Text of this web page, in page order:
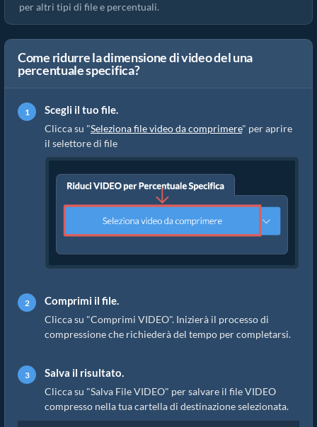
per altri tipi di file e percentuali.
Come ridurre la dimensione di video del una
percentuale specifica?
Scegli il tuo file.
Clicca su "Seleziona file video da comprimere" per aprire
il selettore di file
Comprimi il file.
Clicca su "Comprimi VIDEO". Inizierà il processo di
compressione che richiederà del tempo per completarsi.
Salva il risultato.
Clicca su "Salva File VIDEO" per salvare il file VIDEO
compresso nella tua cartella di destinazione selezionata.